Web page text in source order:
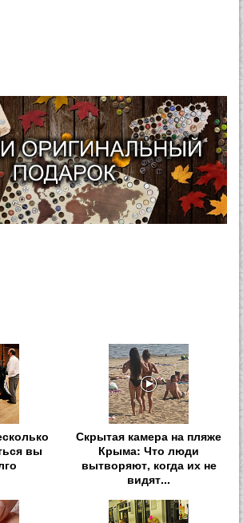
вы
Скрытая камера на пляже
Крыма: Что люди
вытворяют, когда их не
видят...